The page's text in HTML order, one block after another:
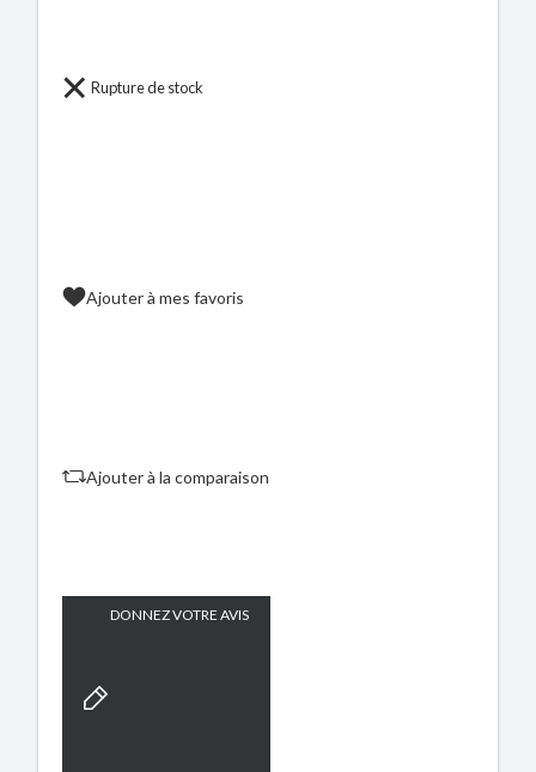
Rupture de stock
Ajouter à mes favoris
Ajouter à la comparaison
DONNEZ VOTRE AVIS